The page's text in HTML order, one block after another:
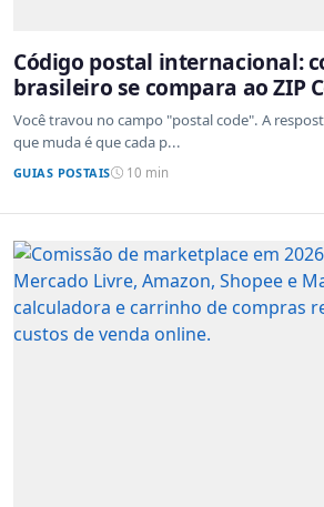
Código postal internacional:
brasileiro se compara ao ZIP
sistemas de outros países
Você travou no campo "postal code". A
que muda é que cada p...
GUIAS POSTAIS 10 min